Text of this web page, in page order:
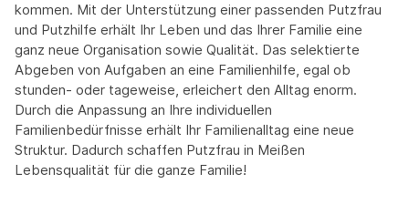
kommen. Mit der Unterstützung einer passenden Putzfrau
und Putzhilfe erhält Ihr Leben und das Ihrer Familie eine
ganz neue Organisation sowie Qualität. Das selektierte
Abgeben von Aufgaben an eine Familienhilfe, egal ob
stunden- oder tageweise, erleichert den Alltag enorm.
Durch die Anpassung an Ihre individuellen
Familienbedürfnisse erhält Ihr Familienalltag eine neue
Struktur. Dadurch schaffen Putzfrau in Meißen
Lebensqualität für die ganze Familie!